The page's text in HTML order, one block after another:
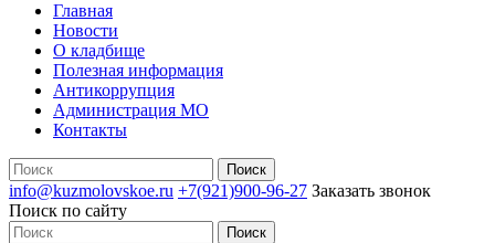
Главная
Новости
О кладбище
Полезная информация
Антикоррупция
Администрация МО
Контакты
info@kuzmolovskoe.ru +7(921)900-96-27 Заказать звонок
Поиск по сайту